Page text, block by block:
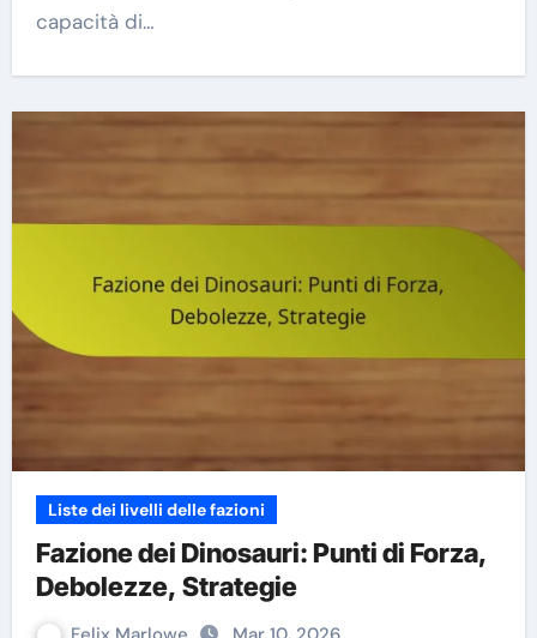
capacità di…
Liste dei livelli delle fazioni
Fazione dei Dinosauri: Punti di Forza,
Debolezze, Strategie